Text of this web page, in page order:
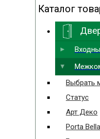
Каталог
Выбрать
Статус
Арт Деко
Porta Bella